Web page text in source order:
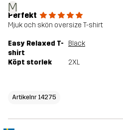
M
Perfekt
Mjuk och skön oversize T-shirt
Easy Relaxed T-
shirt
Black
Köpt storlek 2XL
Artikelnr 14275